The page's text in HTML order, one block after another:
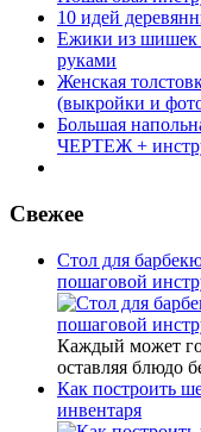
10 идей
Ежики из шишек
руками
Женская
(выкройки и
Большая
ЧЕРТЕЖ +
Свежее
Стол для
пошаговой
Каждый может
оставляя блюдо
Как построить
инвентаря